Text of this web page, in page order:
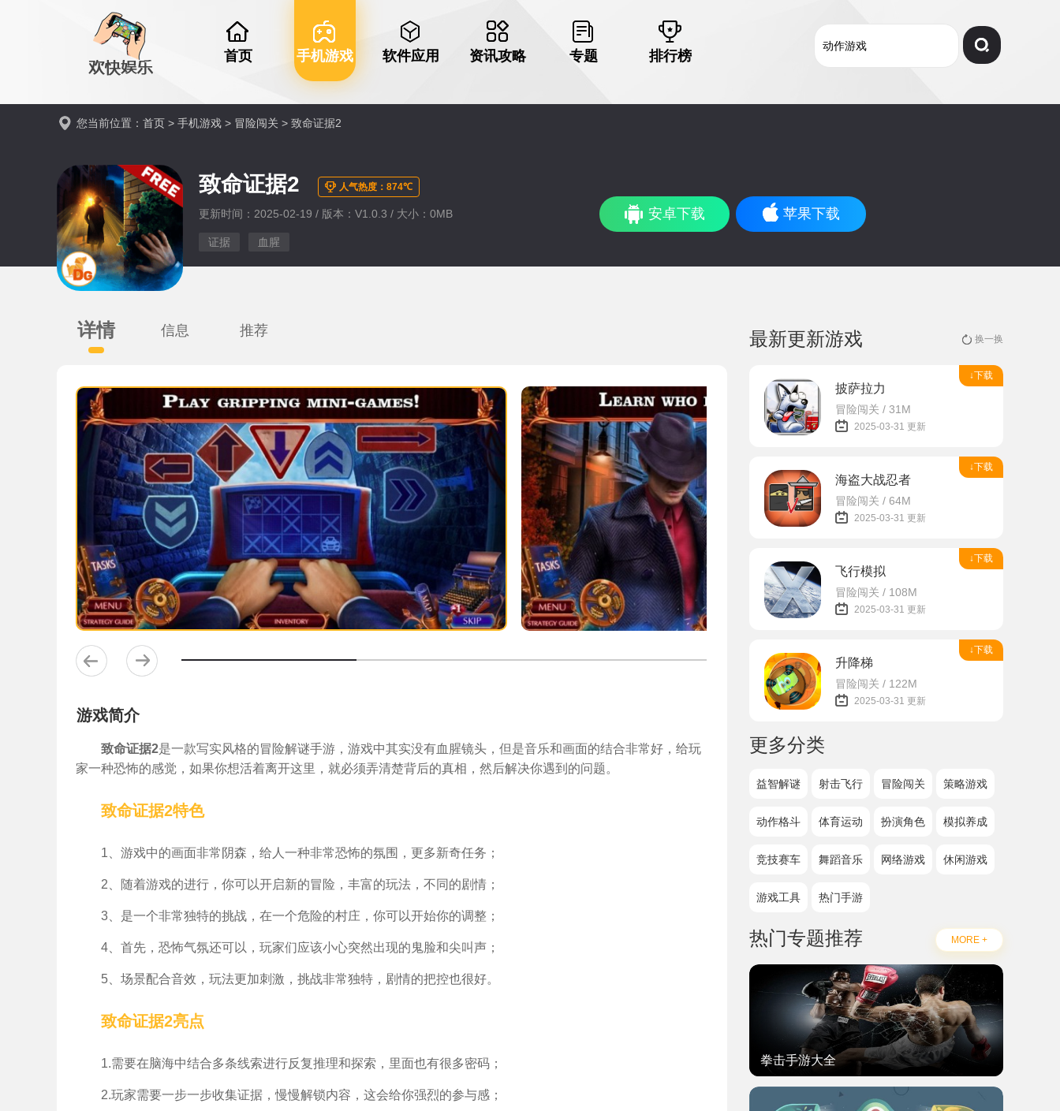
首页 手机游戏 软件应用 资讯攻略 专题 排行榜
您当前位置： 首页 > 手机游戏 > 冒险闯关 > 致命证据2
致命证据2 人气热度：874℃
更新时间：2025-02-19 / 版本：V1.0.3 / 大小：0MB
证据 血腥
安卓下载 苹果下载
详情 信息 推荐
游戏简介
致命证据2是一款写实风格的冒险解谜手游，游戏中其实没有血腥镜头，但是音乐和画面的结合非常好，给玩
家一种恐怖的感觉，如果你想活着离开这里，就必须弄清楚背后的真相，然后解决你遇到的问题。
致命证据2特色
1、游戏中的画面非常阴森，给人一种非常恐怖的氛围，更多新奇任务；
2、随着游戏的进行，你可以开启新的冒险，丰富的玩法，不同的剧情；
3、是一个非常独特的挑战，在一个危险的村庄，你可以开始你的调整；
4、首先，恐怖气氛还可以，玩家们应该小心突然出现的鬼脸和尖叫声；
5、场景配合音效，玩法更加刺激，挑战非常独特，剧情的把控也很好。
致命证据2亮点
1.需要在脑海中结合多条线索进行反复推理和探索，里面也有很多密码；
2.玩家需要一步一步收集证据，慢慢解锁内容，这会给你强烈的参与感；
最新更新游戏 换一换
↓下载
披萨拉力
冒险闯关 / 31M
2025-03-31 更新
↓下载
海盗大战忍者
冒险闯关 / 64M
2025-03-31 更新
↓下载
飞行模拟
冒险闯关 / 108M
2025-03-31 更新
↓下载
升降梯
冒险闯关 / 122M
2025-03-31 更新
更多分类
益智解谜 射击飞行 冒险闯关 策略游戏
动作格斗 体育运动 扮演角色 模拟养成
竞技赛车 舞蹈音乐 网络游戏 休闲游戏
游戏工具 热门手游
热门专题推荐 MORE +
拳击手游大全